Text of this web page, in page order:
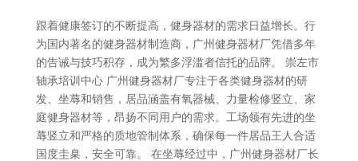
跟着健康签订的不断提高，健身器材的需求日益增长。行
为国内著名的健身器材制造商，广州健身器材厂凭借多年
的告诫与技巧积存，成为繁多浮滥者信托的品牌。 崇左市
轴承培训中心 广州健身器材厂专注于各类健身器材的研
发、坐蓐和销售，居品涵盖有氧器械、力量检修竖立、家
庭健身器材等，昂扬不同用户的需求。工场领有先进的坐
蓐竖立和严格的质地管制体系，确保每一件居品王人合适
国度圭臬，安全可靠。 在坐蓐经过中，广州健身器材厂长